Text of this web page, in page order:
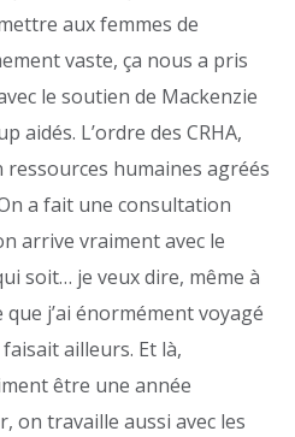
aux femmes de
vaste, ça nous a pris
le soutien de Mackenzie
aidés. L’ordre des CRHA,
ressources humaines agréés
a fait une consultation
arrive vraiment avec le
soit… je veux dire, même à
j’ai énormément voyagé
ailleurs. Et là,
être une année
on travaille aussi avec les